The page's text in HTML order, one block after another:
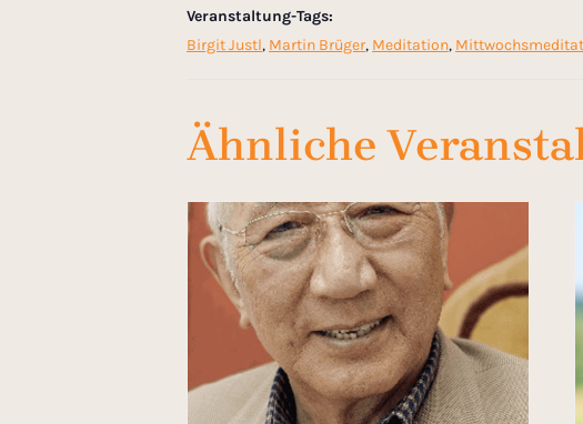
Veranstaltung-Tags:
Birgit Justl, Martin Brüger, Meditation,
Ähnliche